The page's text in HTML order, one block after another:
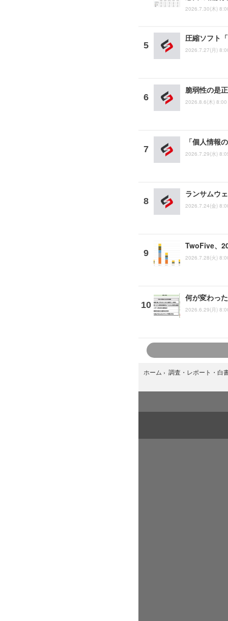
2026.7.30(木)
圧縮ソフト
2026.7.27(月)
脆弱性の是
2026.8.6(木) 8:00
「個人情報
2026.7.29(水)
ランサムウ
2026.7.24(金)
TwoFive、
2026.7.28(火)
何が変わっ
2026.6.29(月)
ホーム › 調査・レポート・白